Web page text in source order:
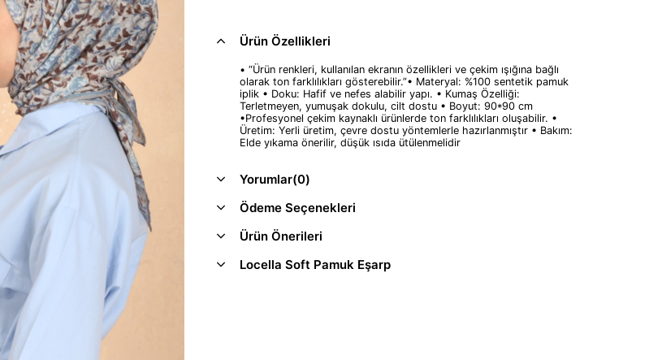
Ürün Özellikleri
• “Ürün renkleri, kullanılan ekranın özellikleri ve çekim ışığına bağlı
olarak ton farklılıkları gösterebilir.”• Materyal: %100 sentetik pamuk
iplik • Doku: Hafif ve nefes alabilir yapı. • Kumaş Özelliği:
Terletmeyen, yumuşak dokulu, cilt dostu • Boyut: 90*90 cm
•Profesyonel çekim kaynaklı ürünlerde ton farklılıkları oluşabilir. •
Üretim: Yerli üretim, çevre dostu yöntemlerle hazırlanmıştır • Bakım:
Elde yıkama önerilir, düşük ısıda ütülenmelidir
Yorumlar(0)
Ödeme Seçenekleri
Ürün Önerileri
Locella Soft Pamuk Eşarp